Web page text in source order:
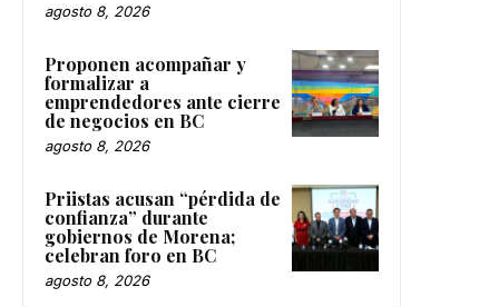
agosto 8, 2026
Proponen acompañar y
formalizar a
emprendedores ante cierre
de negocios en BC
agosto 8, 2026
Priistas acusan “pérdida de
confianza” durante
gobiernos de Morena;
celebran foro en BC
agosto 8, 2026